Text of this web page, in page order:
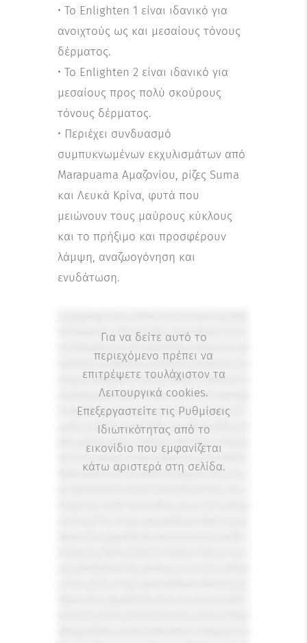
• Το Enlighten 1 είναι ιδανικό για
ανοιχτούς ως και μεσαίους τόνους
δέρματος.
• Το Enlighten 2 είναι ιδανικό για
μεσαίους προς πολύ σκούρους
τόνους δέρματος.
• Περιέχει συνδυασμό
συμπυκνωμένων εκχυλισμάτων από
Marapuama Αμαζονίου, ρίζες Suma
και Λευκά Κρίνα, φυτά που
μειώνουν τους μαύρους κύκλους
και το πρήξιμο και προσφέρουν
λάμψη, αναζωογόνηση και
ενυδάτωση.
Για να δείτε αυτό το
περιεχόμενο πρέπει να
επιτρέψετε τουλάχιστον τα
Λειτουργικά cookies.
Επεξεργαστείτε τις Ρυθμίσεις
Ιδιωτικότητας από το
εικονίδιο που εμφανίζεται
κάτω αριστερά στη σελίδα.
tYnV0dG9uLWhvbGRlciAgbWtkZi12Yi1
oYXMtaW1nIj4KCQkJPGRpdiBjbGFzcz0
ibWtkZi12aWRlby1idXR0b24taW1hZ2U
iPgoJCQk8aW1nIHdpZHRoPSI1MDAiIG
hlaWdodD0iNDA1IiBzcmM9Imh0dHBz
Oi8vZWZpa2lyaWFrb3UuZ3Ivd3AtY29
udGVudC91cGxvYWRzLzIwMjQvMDcvZ
W5saWdodGVuX2NvbmNlYWxlcl90aH
VtYm5haWwuanBnIiBjbGFzcz0iYXR0Y
WNobWVudC1mdWxsIHNpemUtZnVs